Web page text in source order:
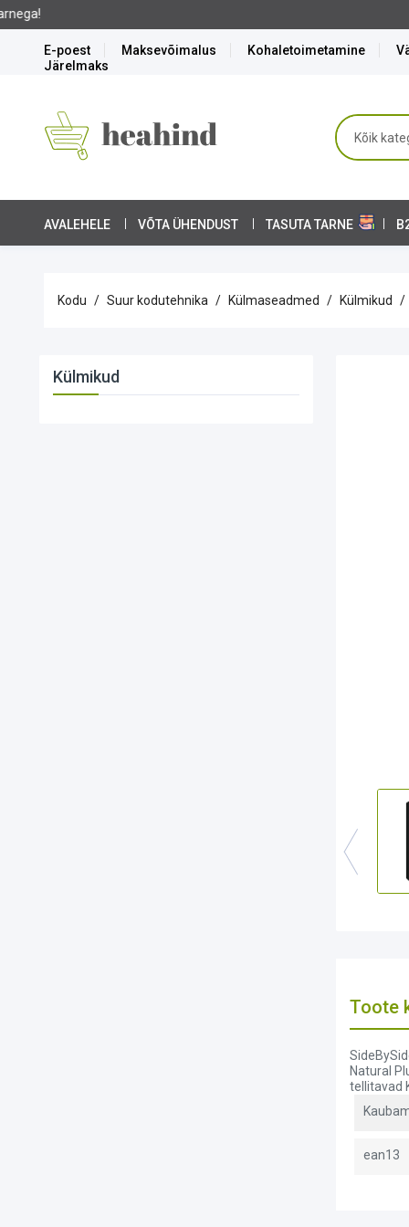
E-poest Maksevõimalus Kohaletoimetamine
Järelmaks
AVALEHELE VÕTA ÜHENDUST TASUTA TARNE
Kodu Suur kodutehnika Külmaseadmed Külmikud
Külmikud
Toote
Natural
tellitavad
ean13